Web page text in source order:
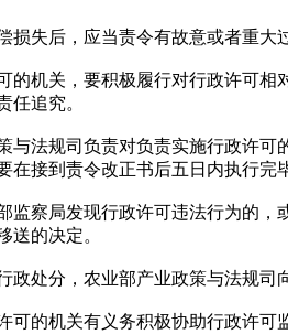
失后，应当责令有故意或者重大
关，要积极履行对行政许可相对
任追究。
规司负责对负责实施行政许可的
在接到责令改正书后五日内执行
局发现行政许可违法行为的，或
送的决定。
处分，农业部产业政策与法规司
机关有义务积极协助行政许可监